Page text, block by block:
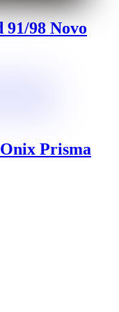
98 Novo
Prisma